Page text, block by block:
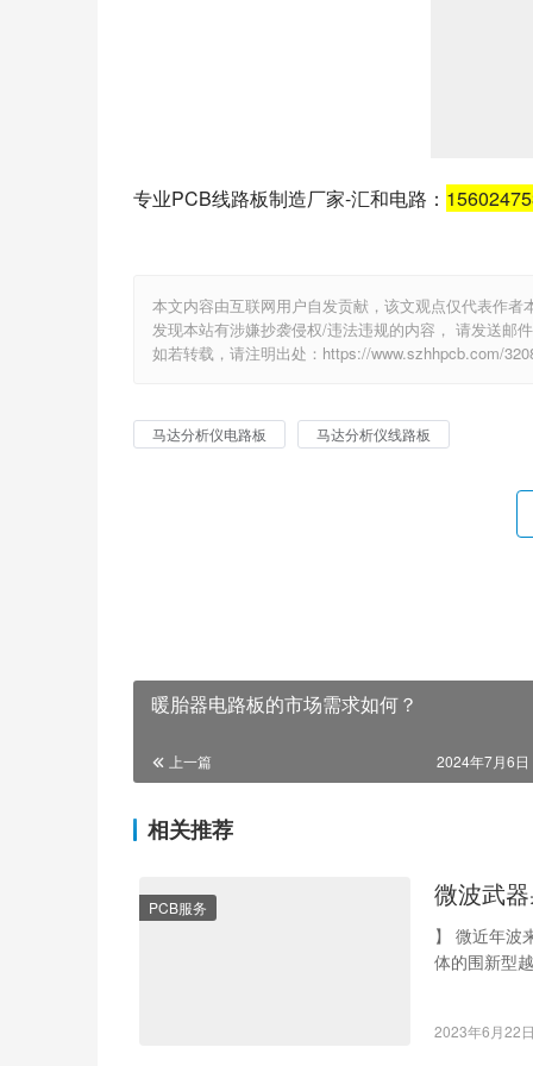
专业PCB线路板制造厂家-汇和电路：
本文内容由互联网用户自发贡献，该文观点仅代表作
发现本站有涉嫌抄袭侵权/违法违规的内容， 请发送邮
如若转载，请注明出处：https://www.szhhpcb.com/
马达分析仪电路板 马达分析仪线路板
暖胎器电路板的市场需求如何？
上一篇 2024年7月6
相关推荐
PCB服务 微波武
】 微近年波
体的围新型
2023年6月22